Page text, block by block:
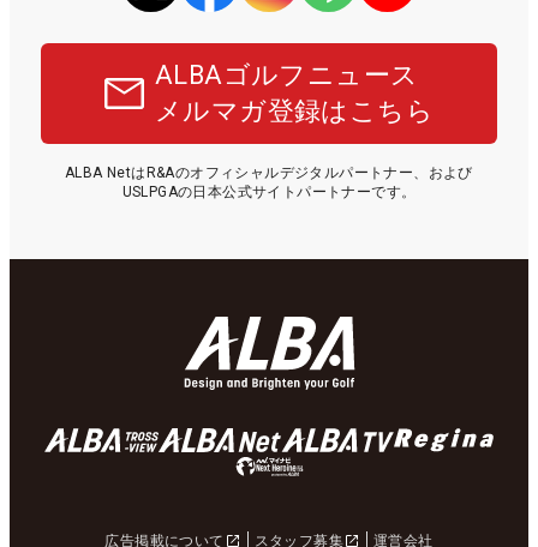
ALBAゴルフニュース
メルマガ登録はこちら
ALBA NetはR&Aのオフィシャルデジタルパートナー、および
USLPGAの日本公式サイトパートナーです。
広告掲載について スタッフ募集 運営会社